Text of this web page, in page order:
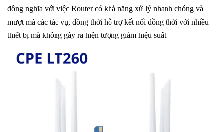
đồng nghĩa với việc Router có khả năng xử lý nhanh chóng và
mượt mà các tác vụ, đồng thời hỗ trợ kết nối đồng thời với nhiều
thiết bị mà không gây ra hiện tượng giảm hiệu suất.